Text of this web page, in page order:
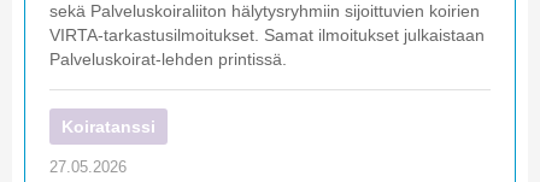
sekä Palveluskoiraliiton hälytysryhmiin sijoittuvien koirien
VIRTA-tarkastusilmoitukset. Samat ilmoitukset julkaistaan
Palveluskoirat-lehden printissä.
Koiratanssi
27.05.2026